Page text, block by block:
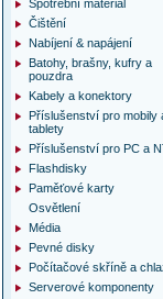
Spotřební materiál
Čištění
Nabíjení & napájení
Batohy, brašny, kufry a
pouzdra
Kabely a konektory
Příslušenství pro mobily
tablety
Příslušenství pro PC a
Flashdisky
Paměťové karty
Osvětlení
Média
Pevné disky
Počítačové skříně a
Serverové komponenty